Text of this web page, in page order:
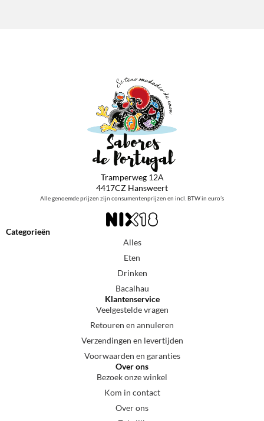
Tramperweg 12A
4417CZ Hansweert
Alle genoemde prijzen zijn consumentenprijzen en incl. BTW in euro’s
Categorieën
Alles
Eten
Drinken
Bacalhau
Klantenservice
Veelgestelde vragen
Retouren en annuleren
Verzendingen en levertijden
Voorwaarden en garanties
Over ons
Bezoek onze winkel
Kom in contact
Over ons